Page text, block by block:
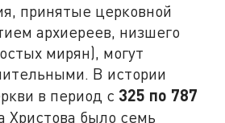
принятые церковной
архиереев, низшего
мирян), могут
В истории
в период с 325 по 787
Христова было семь